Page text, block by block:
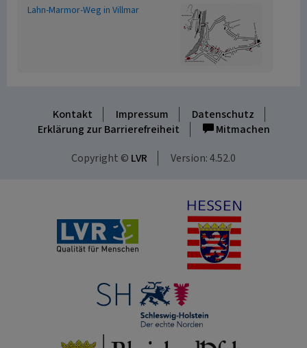
Lahn-Marmor-Weg in Villmar
Kontakt Impressum
Datenschutz
Erklärung zur Barrierefreiheit
Mitmachen
Copyright © LVR Version: 4.52.0